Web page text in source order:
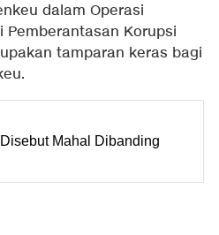
dalam Operasi
Pemberantasan Korupsi
tamparan keras bagi
Mahal Dibanding